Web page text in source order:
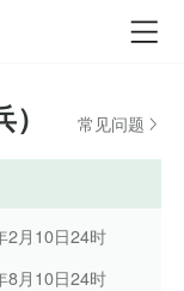
常见问题
2月10日24时
8月10日24时